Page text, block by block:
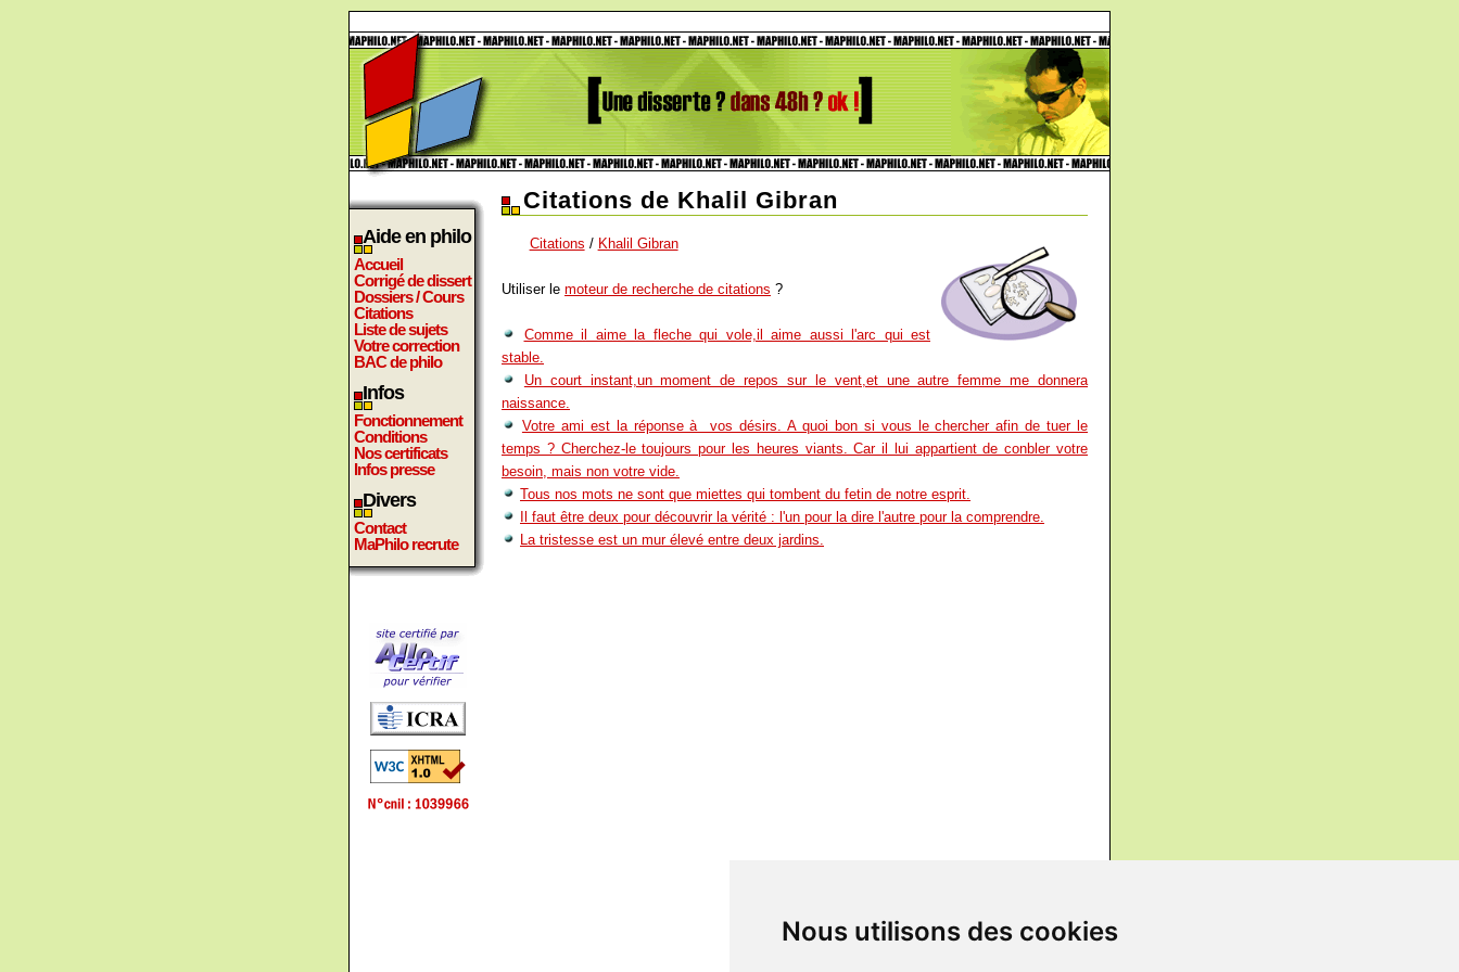
Nous utilisons des cookies
Aide en philo
Accueil
Corrigé de dissert
Dossiers / Cours
Citations
Liste de sujets
Votre correction
BAC de philo
Infos
Fonctionnement
Conditions
Nos certificats
Infos presse
Divers
Contact
MaPhilo recrute
Citations de Khalil Gibran
Citations / Khalil Gibran
Utiliser le moteur de recherche de citations ?
Comme il aime la fleche qui vole,il aime aussi l'arc qui est
stable.
Un court instant,un moment de repos sur le vent,et une autre femme me donnera
naissance.
Votre ami est la réponse à vos désirs. A quoi bon si vous le chercher afin de tuer le
temps ? Cherchez-le toujours pour les heures viants. Car il lui appartient de conbler votre
besoin, mais non votre vide.
Tous nos mots ne sont que miettes qui tombent du fetin de notre esprit.
Il faut être deux pour découvrir la vérité : l'un pour la dire l'autre pour la comprendre.
La tristesse est un mur élevé entre deux jardins.